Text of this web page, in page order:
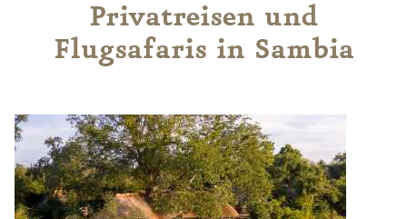
Privatreisen und
Flugsafaris in Sambia